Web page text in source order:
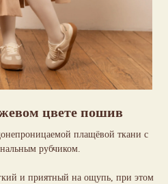
цвете пошив
плащёвой ткани с
рубчиком.
и приятный на ощупь, при этом